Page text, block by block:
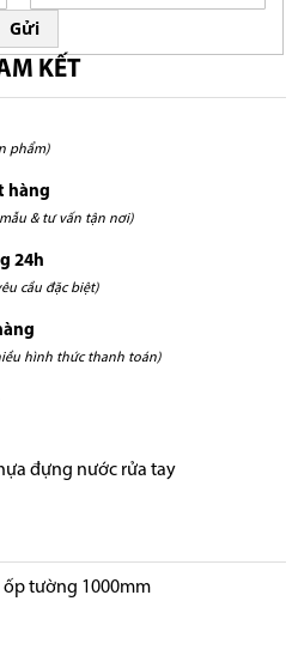
Gửi
KẾT
phẩm)
hàng
& tư vấn tận nơi)
24h
cầu đặc biệt)
hình thức thanh toán)
đựng nước rửa tay
ốp tường 1000mm